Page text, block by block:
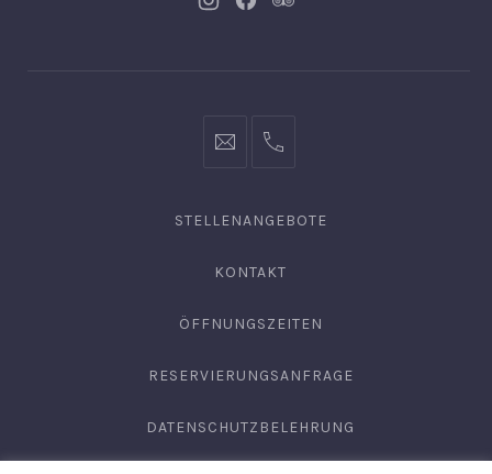
NeuesNeuesNeues
info@hofgut-0049747196019210
STELLENANGEBOTE
KONTAKT
ÖFFNUNGSZEITEN
RESERVIERUNGSANFRAGE
DATENSCHUTZBELEHRUNG